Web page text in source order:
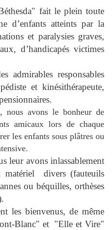
fait le plein toute
d’enfants atteints par la
et paralysies graves,
d’handicapés victimes
admirables responsables
et kinésithérapeute,
nous avons le bonheur de
amicaux lors de chaque
les enfants sous plâtres ou
leur avons inlassablement
divers (fauteuils
ou béquilles, orthèses
les bienvenus, de même
Blanc" et "Elle et Vire"